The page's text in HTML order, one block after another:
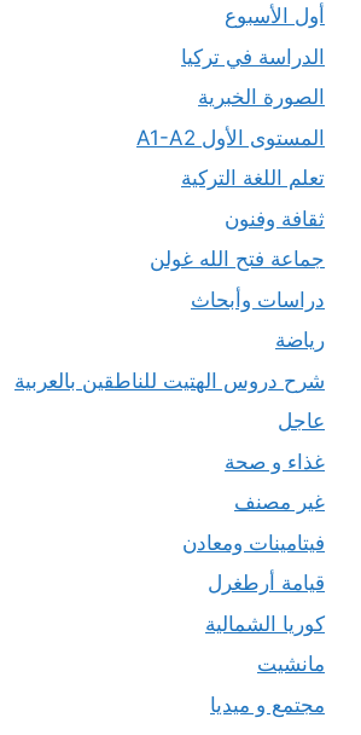
أول الأسبوع
الدراسة في تركيا
الصورة الخبرية
المستوى الأول A1-A2
تعلم اللغة التركية
ثقافة وفنون
جماعة فتح الله غولن
دراسات وأبحاث
رياضة
شرح دروس الهتيت للناطقين بالعربية
عاجل
غذاء و صحة
غير مصنف
فيتامينات ومعادن
قيامة أرطغرل
كوريا الشمالية
مانشيت
مجتمع و ميديا